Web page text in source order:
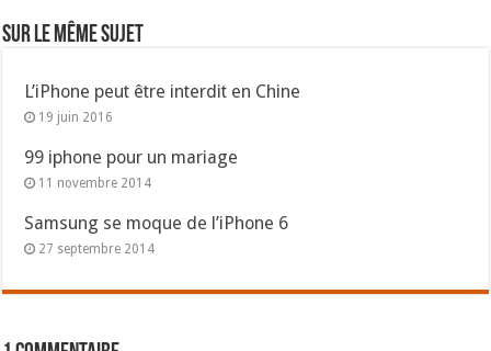
Sur le même sujet
L’iPhone peut être interdit en Chine
19 juin 2016
99 iphone pour un mariage
11 novembre 2014
Samsung se moque de l’iPhone 6
27 septembre 2014